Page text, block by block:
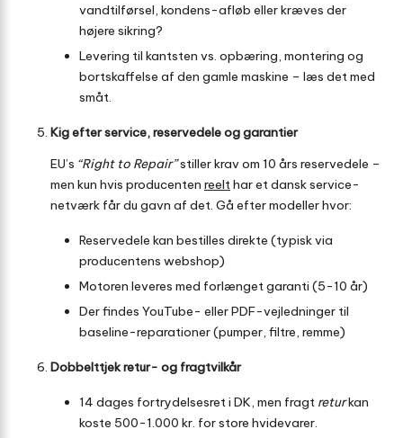
vand­tilførsel, kondens-afløb eller kræves der
højere sikring?
Levering til kantsten vs. opbæring, montering og
bortskaffelse af den gamle maskine – læs det med
småt.
Kig efter service, reservedele og garantier
EU’s “Right to Repair”stiller krav om 10 års reservedele –
men kun hvis producenten reelthar et dansk service­
netværk får du gavn af det. Gå efter modeller hvor:
Reservedele kan bestilles direkte (typisk via
producentens webshop)
Motoren leveres med forlænget garanti (5-10 år)
Der findes YouTube- eller PDF-vejledninger til
baseline-reparationer (pumper, filtre, remme)
Dobbelttjek retur- og fragt­vilkår
14 dages fortrydelsesret i DK, men fragt returkan
koste 500-1.000 kr. for store hvidevarer.